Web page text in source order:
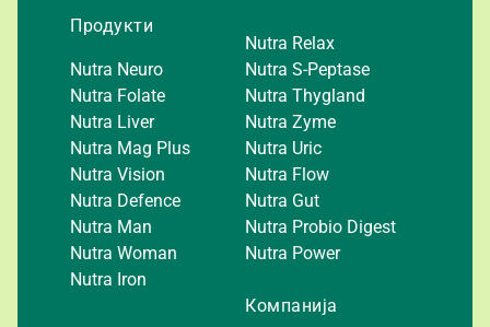
Продукти
Nutra Neuro
Nutra Folate
Nutra Liver
Nutra Mag Plus
Nutra Vision
Nutra Defence
Nutra Man
Nutra Woman
Nutra Iron
Nutra Relax
Nutra S-Peptase
Nutra Thygland
Nutra Zyme
Nutra Uric
Nutra Flow
Nutra Gut
Nutra Probio Digest
Nutra Power
Компанија